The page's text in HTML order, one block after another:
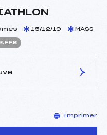
15/12/19 MASS
–
–
Imprimer